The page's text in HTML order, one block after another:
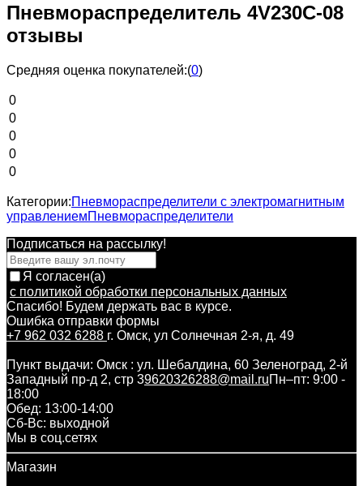
Пневмораспределитель 4V230C-08
отзывы
Средняя оценка покупателей:(0)
0
0
0
0
0
Категории:Пневмораспределители с электромагнитным
управлениемПневмораспределители
Подписаться на рассылкy!
Я согласен(a)
с политикой обработки персональных данных
Спасибо! Будем держать вас в курсе.
Ошибка отправки формы
+7 962 032 6288 г. Омск, ул Солнечная 2-я, д. 49
Пункт выдачи: Омск : ул. Шебалдина, 60 Зеленоград, 2-й
Западный пр-д 2, стр 39620326288@mail.ruПн–пт: 9:00 -
18:00
Обед: 13:00-14:00
Cб-Вс: выходной
Мы в соц.сетях
Магазин